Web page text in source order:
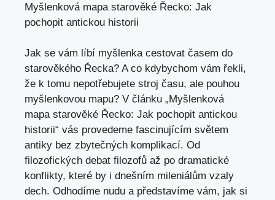
Myšlenková mapa starověké Řecko: Jak
pochopit antickou historii
Jak se vám líbí myšlenka cestovat​ časem do
starověkého Řecka? A co kdybychom vám ‌řekli,
že k tomu nepotřebujete stroj času, ale pouhou
myšlenkovou mapu?⁣ V článku „Myšlenková
mapa starověké Řecko: Jak ‌pochopit‌ antickou‌
historii“ vás provedeme fascinujícím světem
antiky bez zbytečných komplikací. Od
filozofických debat filozofů až po dramatické
konflikty, které by i dnešním mileniálům vzaly‍
dech. Odhodíme nudu a představíme vám, jak si